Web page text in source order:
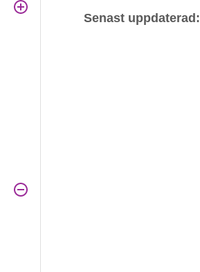
Senast uppdaterad: